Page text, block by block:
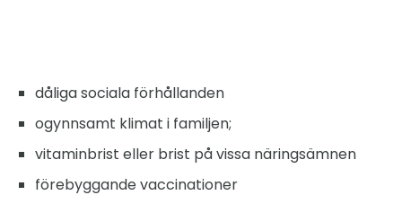
dåliga sociala förhållanden
ogynnsamt klimat i familjen;
vitaminbrist eller brist på vissa näringsämnen
förebyggande vaccinationer